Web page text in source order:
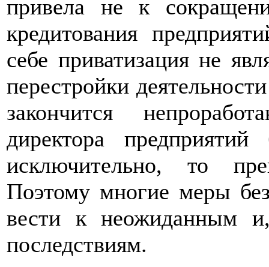
привела не к
кредитования
себе приватизация не
перестройки
закончится
директора
исключительно, то
Поэтому многие меры
вести к неожиданным
последствиям.